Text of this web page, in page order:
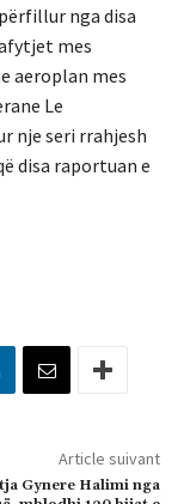
nga disa
mes
aeroplan mes
Le
nje seri rrahjesh
disa raportuan e
Article suivant
Gynere Halimi nga